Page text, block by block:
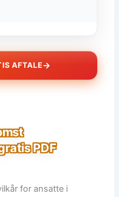
AFTALE→
PDF
for ansatte i